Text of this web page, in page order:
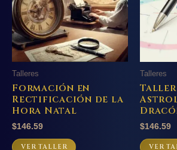
Talleres
Formación en
Rectificación de la
Hora Natal
$146.59
VER TALLER
Talleres
Taller
$146.59
VER